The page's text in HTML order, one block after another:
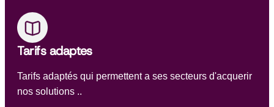
Tarifs adaptes
Tarifs adaptés qui permettent a ses secteurs d'acquerir
nos solutions ..